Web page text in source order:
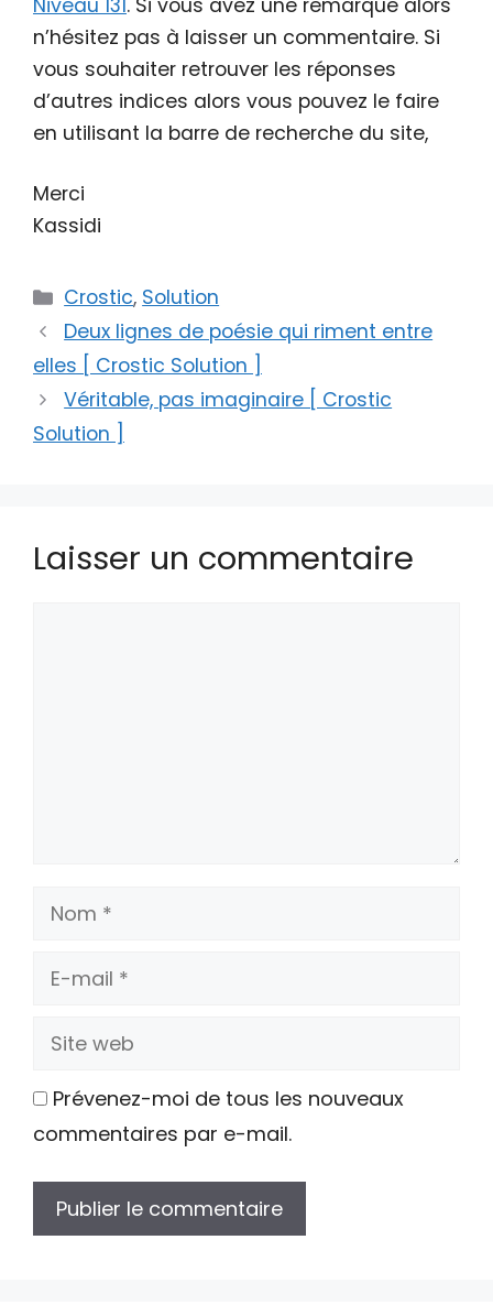
Niveau 131. Si vous avez une remarque alors
n’hésitez pas à laisser un commentaire. Si
vous souhaiter retrouver les réponses
d’autres indices alors vous pouvez le faire
en utilisant la barre de recherche du site,
Merci
Kassidi
Catégories
Crostic, Solution
Deux lignes de poésie qui riment entre
elles [ Crostic Solution ]
Véritable, pas imaginaire [ Crostic
Solution ]
Laisser un commentaire
Nom
E-
Site
Prévenez-moi de tous les nouveaux
commentaires par e-mail.